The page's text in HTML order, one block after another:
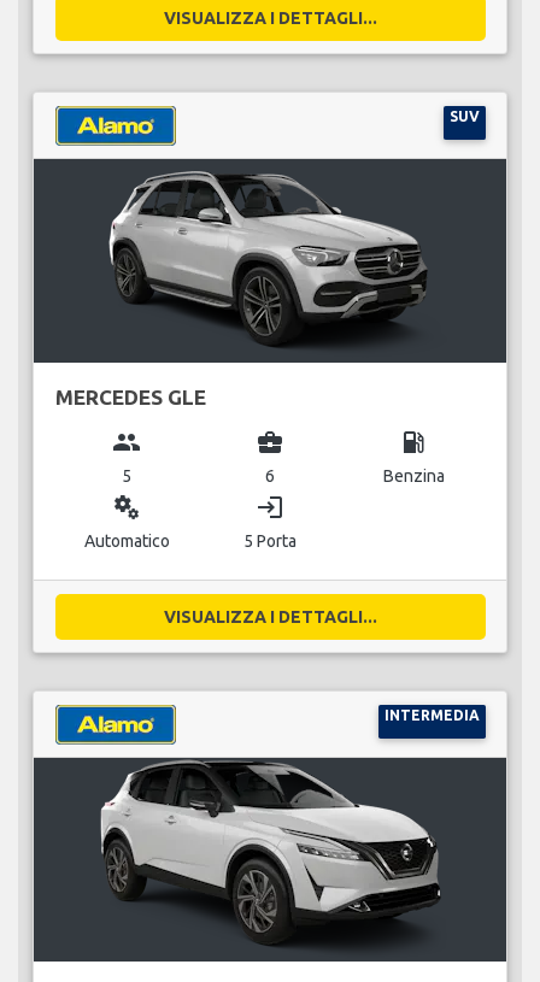
VISUALIZZA I DETTAGLI...
SUV
MERCEDES GLE
group
5
business_center
6
local_gas_station
Benzina
miscellaneous_services
Automatico
login
5 Porta
VISUALIZZA I DETTAGLI...
INTERMEDIA